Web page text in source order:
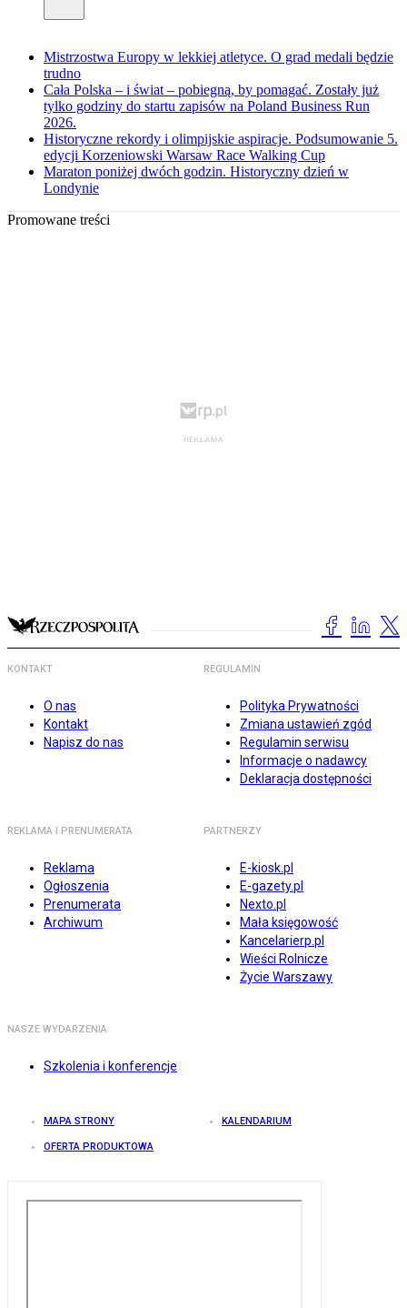
Mistrzostwa Europy w lekkiej atletyce. O grad medali będzie
trudno
Cała Polska – i świat – pobiegną, by pomagać. Zostały już
tylko godziny do startu zapisów na Poland Business Run
2026.
Historyczne rekordy i olimpijskie aspiracje. Podsumowanie 5.
edycji Korzeniowski Warsaw Race Walking Cup
Maraton poniżej dwóch godzin. Historyczny dzień w
Londynie
Promowane treści
KONTAKT
O nas
Kontakt
Napisz do nas
REGULAMIN
Polityka Prywatności
Zmiana ustawień zgód
Regulamin serwisu
Informacje o nadawcy
Deklaracja dostępności
REKLAMA I PRENUMERATA
Reklama
Ogłoszenia
Prenumerata
Archiwum
PARTNERZY
E-kiosk.pl
E-gazety.pl
Nexto.pl
Mała księgowość
Kancelarierp.pl
Wieści Rolnicze
Życie Warszawy
NASZE WYDARZENIA
Szkolenia i konferencje
MAPA STRONY KALENDARIUM
OFERTA PRODUKTOWA